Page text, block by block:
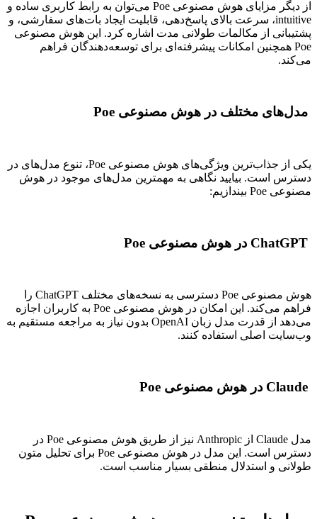
از دیگر مزایای هوش مصنوعی Poe می‌توان به رابط کاربری ساده و
intuitive، سرعت بالای پاسخ‌دهی، قابلیت ایجاد بات‌های سفارشی، و
پشتیبانی از مکالمات طولانی مدت اشاره کرد. این هوش مصنوعی
Poe همچنین امکانات پیشرفته‌ای برای توسعه‌دهندگان فراهم
می‌کند.
مدل‌های مختلف در هوش مصنوعی Poe
یکی از جذاب‌ترین ویژگی‌های هوش مصنوعی Poe، تنوع مدل‌های در
دسترس است. بیایید نگاهی به مهمترین مدل‌های موجود در هوش
مصنوعی Poe بیندازیم:
هوش مصنوعی Poe دسترسی به نسخه‌های مختلف ChatGPT را
فراهم می‌کند. این امکان در هوش مصنوعی Poe به کاربران اجازه
می‌دهد از قدرت مدل زبان OpenAI بدون نیاز به مراجعه مستقیم به
وب‌سایت اصلی استفاده کنند.
مدل Claude از Anthropic نیز از طریق هوش مصنوعی Poe در
دسترس است. این مدل در هوش مصنوعی Poe برای تحلیل متون
طولانی و استدلال منطقی بسیار مناسب است.